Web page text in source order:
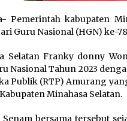
Pemerintah kabupaten
Guru Nasional (HGN) ke-
Selatan Franky donny
Nasional Tahun 2023
Publik (RTP) Amurang
Minahasa Selatan.
Senam bersama tersebut